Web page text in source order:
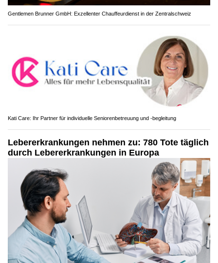
Gentlemen Brunner GmbH: Exzellenter Chauffeurdienst in der Zentralschweiz
Kati Care: Ihr Partner für individuelle Seniorenbetreuung und -begleitung
Lebererkrankungen nehmen zu: 780 Tote täglich
durch Lebererkrankungen in Europa